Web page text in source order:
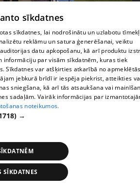
00:04:35
draudzeni un tiek
pārsteigumu
sīkdatnes
sīkdatnes, lai nodrošinātu un uzlabotu
reklāmu un satura ģenerēšanai, veiktu
datu apkopošanu, kā arī produktu
informāciju par visām sīkdatnēm, kuras tiek
Sīkdatnes var atšķirties atkarībā no
jebkurā brīdī ir iespēja piekrist, atteikties
sniegšana, kā arī tās atsaukšana vai
sadaļām. Vairāk informācijas par
noteikumos.
→
SĪKDATNES